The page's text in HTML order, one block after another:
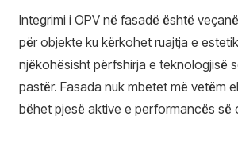
Integrimi i OPV në fasadë është
për objekte ku kërkohet ruajtja e
njëkohësisht përfshirja e teknologjisë
pastër. Fasada nuk mbetet më vetëm
bëhet pjesë aktive e performancës së